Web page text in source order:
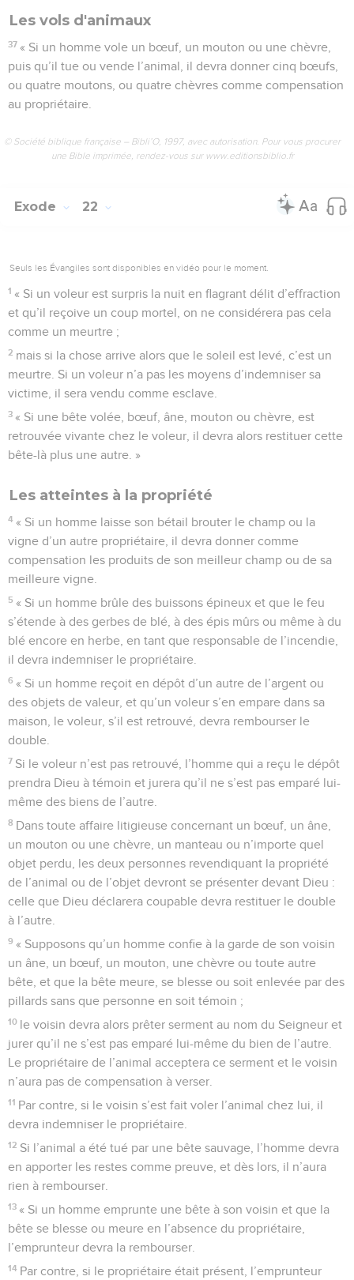
Les vols d'animaux
37 « Si un homme vole un bœuf, un mouton ou une chèvre,
puis qu’il tue ou vende l’animal, il devra donner cinq bœufs,
ou quatre moutons, ou quatre chèvres comme compensation
au propriétaire.
© Société biblique française – Bibli’O, 1997, avec autorisation. Pour vous procurer
une Bible imprimée, rendez-vous sur www.editionsbiblio.fr
Exode 22
Seuls les Évangiles sont disponibles en vidéo pour le moment.
1 « Si un voleur est surpris la nuit en flagrant délit d’effraction
et qu’il reçoive un coup mortel, on ne considérera pas cela
comme un meurtre ;
2 mais si la chose arrive alors que le soleil est levé, c’est un
meurtre. Si un voleur n’a pas les moyens d’indemniser sa
victime, il sera vendu comme esclave.
3 « Si une bête volée, bœuf, âne, mouton ou chèvre, est
retrouvée vivante chez le voleur, il devra alors restituer cette
bête-là plus une autre. »
Les atteintes à la propriété
4 « Si un homme laisse son bétail brouter le champ ou la
vigne d’un autre propriétaire, il devra donner comme
compensation les produits de son meilleur champ ou de sa
meilleure vigne.
5 « Si un homme brûle des buissons épineux et que le feu
s’étende à des gerbes de blé, à des épis mûrs ou même à du
blé encore en herbe, en tant que responsable de l’incendie,
il devra indemniser le propriétaire.
6 « Si un homme reçoit en dépôt d’un autre de l’argent ou
des objets de valeur, et qu’un voleur s’en empare dans sa
maison, le voleur, s’il est retrouvé, devra rembourser le
double.
7 Si le voleur n’est pas retrouvé, l’homme qui a reçu le dépôt
prendra Dieu à témoin et jurera qu’il ne s’est pas emparé lui-
même des biens de l’autre.
8 Dans toute affaire litigieuse concernant un bœuf, un âne,
un mouton ou une chèvre, un manteau ou n’importe quel
objet perdu, les deux personnes revendiquant la propriété
de l’animal ou de l’objet devront se présenter devant Dieu :
celle que Dieu déclarera coupable devra restituer le double
à l’autre.
9 « Supposons qu’un homme confie à la garde de son voisin
un âne, un bœuf, un mouton, une chèvre ou toute autre
bête, et que la bête meure, se blesse ou soit enlevée par des
pillards sans que personne en soit témoin ;
10 le voisin devra alors prêter serment au nom du Seigneur et
jurer qu’il ne s’est pas emparé lui-même du bien de l’autre.
Le propriétaire de l’animal acceptera ce serment et le voisin
n’aura pas de compensation à verser.
11 Par contre, si le voisin s’est fait voler l’animal chez lui, il
devra indemniser le propriétaire.
12 Si l’animal a été tué par une bête sauvage, l’homme devra
en apporter les restes comme preuve, et dès lors, il n’aura
rien à rembourser.
13 « Si un homme emprunte une bête à son voisin et que la
bête se blesse ou meure en l’absence du propriétaire,
l’emprunteur devra la rembourser.
14 Par contre, si le propriétaire était présent, l’emprunteur